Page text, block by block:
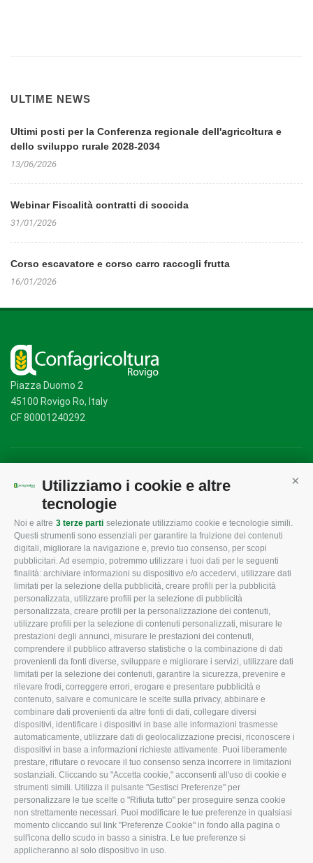
Utilizziamo i cookie e altre
tecnologie
Noi e altre 3 terze parti selezionate utilizziamo cookie e tecnologie simili.
Questi strumenti sono essenziali per garantire la fruizione dei contenuti
digitali, migliorare la navigazione e, previo tuo consenso, per scopi
pubblicitari. Ad esempio, potremmo utilizzare i tuoi dati per le seguenti
finalità: archiviare informazioni su dispositivo e/o accedervi, utilizzare dati
limitati per la selezione della pubblicità, creare profili per la pubblicità
personalizzata, utilizzare profili per la selezione di pubblicità
personalizzata, creare profili per la personalizzazione dei contenuti,
utilizzare profili per la selezione di contenuti personalizzati, misurare le
prestazioni degli annunci, misurare le prestazioni dei contenuti,
comprendere il pubblico attraverso statistiche o la combinazione di dati
provenienti da fonti diverse, sviluppare e migliorare i servizi, utilizzare dati
limitati per la selezione dei contenuti, garantire la sicurezza, prevenire e
rilevare frodi, correggere errori, erogare e presentare pubblicità e
contenuto, salvare e comunicare le scelte sulla privacy, abbinare e
combinare dati provenienti da altre fonti di dati, collegare diversi
dispositivi, identificare i dispositivi in base alle informazioni trasmesse
automaticamente, utilizzare dati di geolocalizzazione precisi, riconoscere i
dispositivi in base a informazioni richieste attivamente. Puoi liberamente
prestare, rifiutare o revocare il tuo consenso senza incorrere in limitazioni
sostanziali. Cliccando su "Accetta cookie," acconsenti all'uso di cookie e
strumenti simili. Utilizza il pulsante "Gestisci Preferenze" per
personalizzare le tue scelte o "Rifiuta tutto" per proseguire senza cookie
non strettamente necessari. Puoi modificare le tue preferenze in qualsiasi
momento cliccando sul link "Preferenze Cookie" in fondo alla pagina o
sull'icona dello scudo in basso a sinistra. Le tue preferenze si
applicheranno al solo dispositivo in uso.
ULTIME NEWS
Ultimi posti per la Conferenza regionale dell'agricoltura e
dello sviluppo rurale 2028-2034
13/06/2026
Webinar Fiscalità contratti di soccida
31/01/2026
Corso escavatore e corso carro raccogli frutta
16/01/2026
Piazza Duomo 2
45100 Rovigo Ro, Italy
CF 80001240292
CONFAGRICOLTURA
ROVIGO
L'Associazione
Missione e Progetto
Organigramma aziendale
I Nostri Servizi
Uffici della Sede
provinciale
Le Sedi di Zona
Agricoltori S.r.l.
Whistleblowing
Confagricoltura Rovigo e
Agricoltori srl
CONFAGRICOLTURA
INFORMA
Tecnico
Fiscale
Lavoro
Ambiente
Associazione
CONFAGRICOLTURA
ATTIVA
Notizie in evidenza
Eventi
Comunicati Stampa
Video
Iscrizione Newsletter
Newsletter